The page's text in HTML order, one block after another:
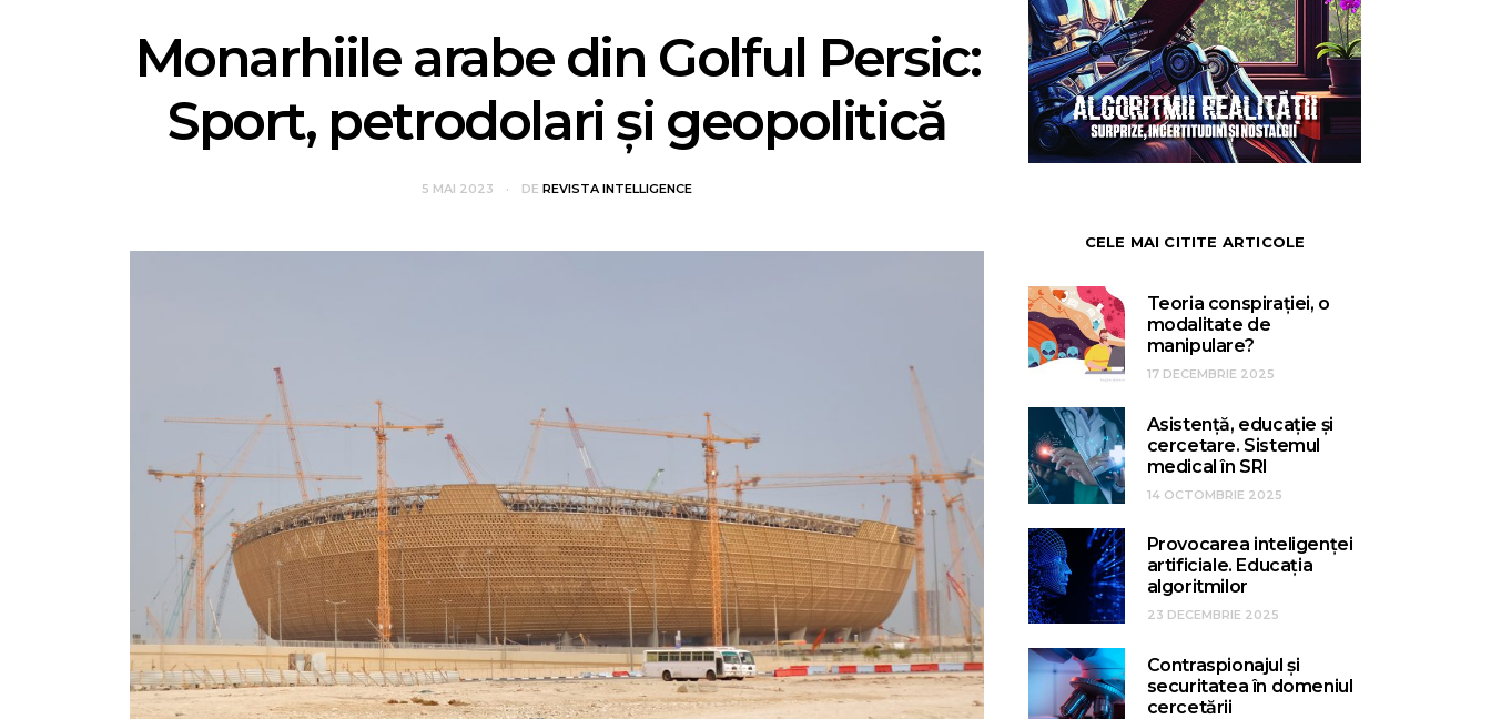
Monarhiile arabe din Golful Persic:
Sport, petrodolari şi geopolitică
5 MAI 2023 DE REVISTA INTELLIGENCE
CELE MAI CITITE ARTICOLE
Teoria conspirației, o
modalitate de
manipulare?
17 DECEMBRIE 2025
Asistență, educație și
cercetare. Sistemul
medical în SRI
14 OCTOMBRIE 2025
Provocarea inteligenței
artificiale. Educația
algoritmilor
23 DECEMBRIE 2025
Contraspionajul și
securitatea în domeniul
cercetării